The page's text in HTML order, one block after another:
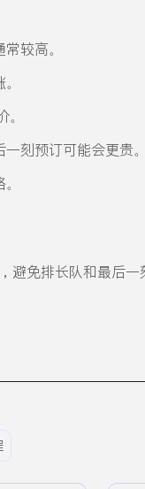
较高。
刻预订可能会更贵。
避免排长队和最后